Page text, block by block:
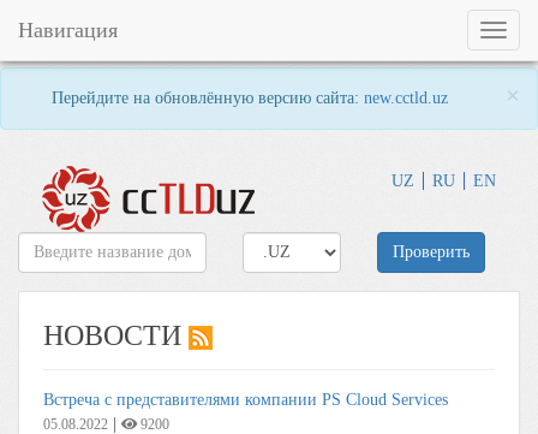
Перейдите на обновлённую версию сайта: new.cctld.uz ×
UZ RU EN
Toggle
Навигация
Проверить
НОВОСТИ
Встреча с представителями компании PS Cloud Services
05.08.2022 9200